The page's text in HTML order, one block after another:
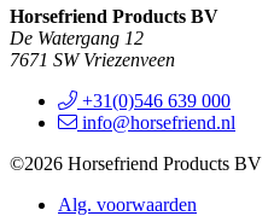
Horsefriend Products BV
De Watergang 12
7671 SW Vriezenveen
+31(0)546 639 000
info@horsefriend.nl
©2026 Horsefriend Products BV
Alg. voorwaarden